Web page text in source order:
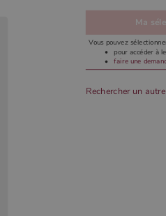
Ma
Vous pouvez
pour accéder à
faire une
Rechercher un